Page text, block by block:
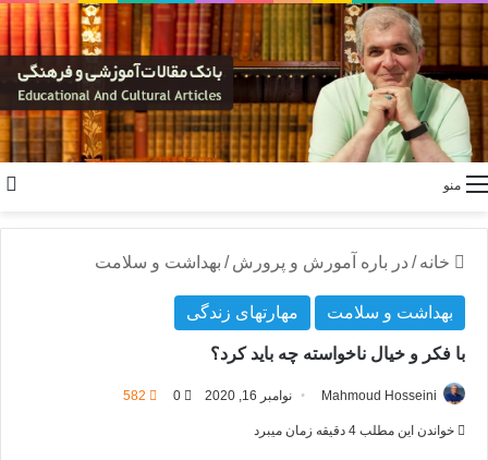
منو
خانه / در باره آمورش و پرورش / بهداشت و سلامت
بهداشت و سلامت مهارتهای زندگی
با فکر و خیال ناخواسته چه باید کرد؟
Mahmoud Hosseini نوامبر 16, 2020 0
582
خواندن این مطلب 4 دقیقه زمان میبرد